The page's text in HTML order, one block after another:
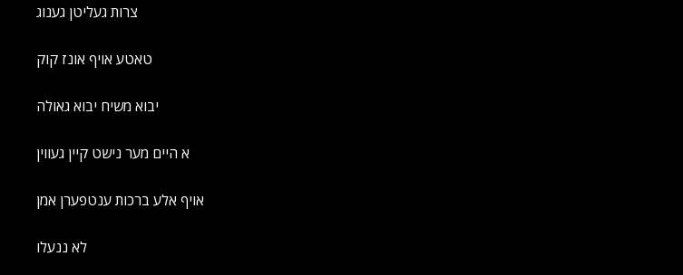
צרות געליטן גענוג
טאטע אויף אונז קוק
יבוא משיח יבוא גאולה
א היים מער נישט קיין געווין
אויף אלע ברכות ענטפערן אמן
לא ננעלו